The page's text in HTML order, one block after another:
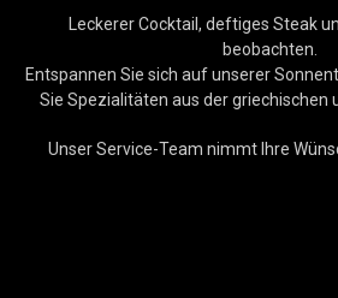
Leckerer Cocktail, deftiges Steak
beobachten.
Entspannen Sie sich auf unserer
Sie Spezialitäten aus der griechischen
Unser Service-Team nimmt Ihre